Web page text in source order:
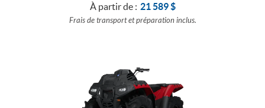
À partir de : 21 589$
Frais de transport et préparation inclus.